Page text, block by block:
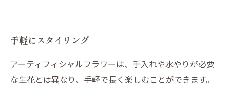
手軽にスタイリング
アーティフィシャルフラワーは、手入れや水やりが必要
な生花とは異なり、手軽で長く楽しむことができます。